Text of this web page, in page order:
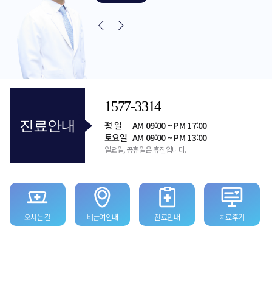
진료안내
1577-3314
평 일
AM 09:00 ~ PM 17:00
토요일 AM 09:00 ~ PM 13:00
일요일, 공휴일은 휴진입니다.
오시는 길 비급여안내 진료안내 치료후기